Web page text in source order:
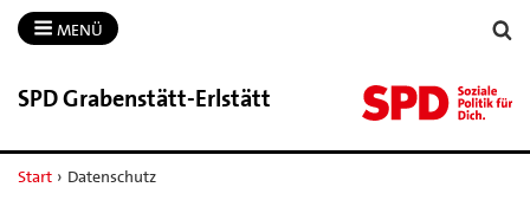
MENÜ
SPD Grabenstätt-​Erlstätt
Start › Datenschutz